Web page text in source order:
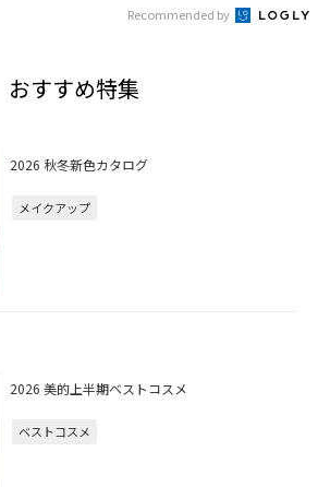
Recommended by
おすすめ特集
2026 秋冬新色カタログ
メイクアップ
2026 美的上半期ベストコスメ
ベストコスメ